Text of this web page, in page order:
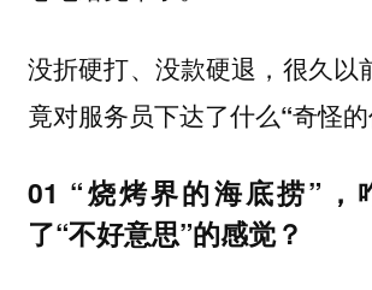
没折硬打、没款硬退，很久以
竟对服务员下达了什么“奇怪的
01 “烧烤界的海底捞”，
了“不好意思”的感觉？